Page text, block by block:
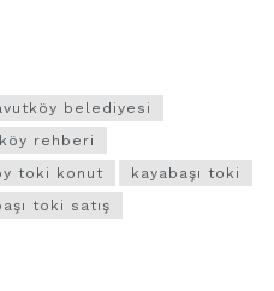
belediyesi
rehberi
toki konut
kayabaşı toki
toki satış